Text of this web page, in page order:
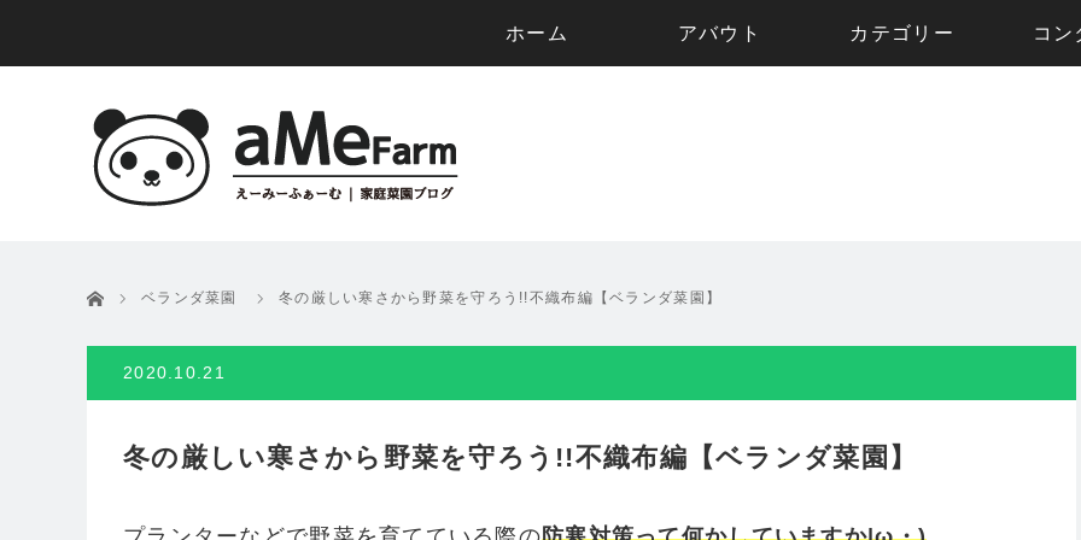
ホーム アバウト カテゴリー コン
ホーム ベランダ菜園 冬の厳しい寒さから野菜を守ろう!!不織布編【ベランダ菜園】
2020.10.21
冬の厳しい寒さから野菜を守ろう!!不織布編【ベランダ菜園】